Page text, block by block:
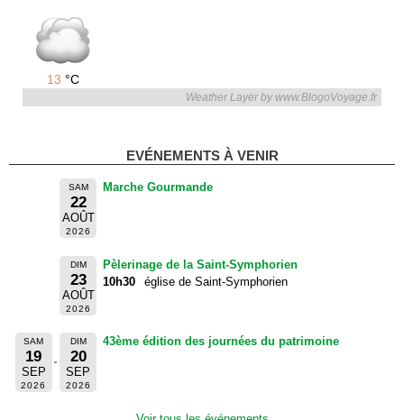
13 °C
Weather Layer by www.BlogoVoyage.fr
EVÉNEMENTS À VENIR
SAM
22
AOÛT
2026
Marche Gourmande
DIM
23
AOÛT
2026
Pèlerinage de la Saint-Symphorien
10h30
église de Saint-Symphorien
SAM
19
SEP
2026
DIM
20
SEP
2026
43ème édition des journées du patrimoine